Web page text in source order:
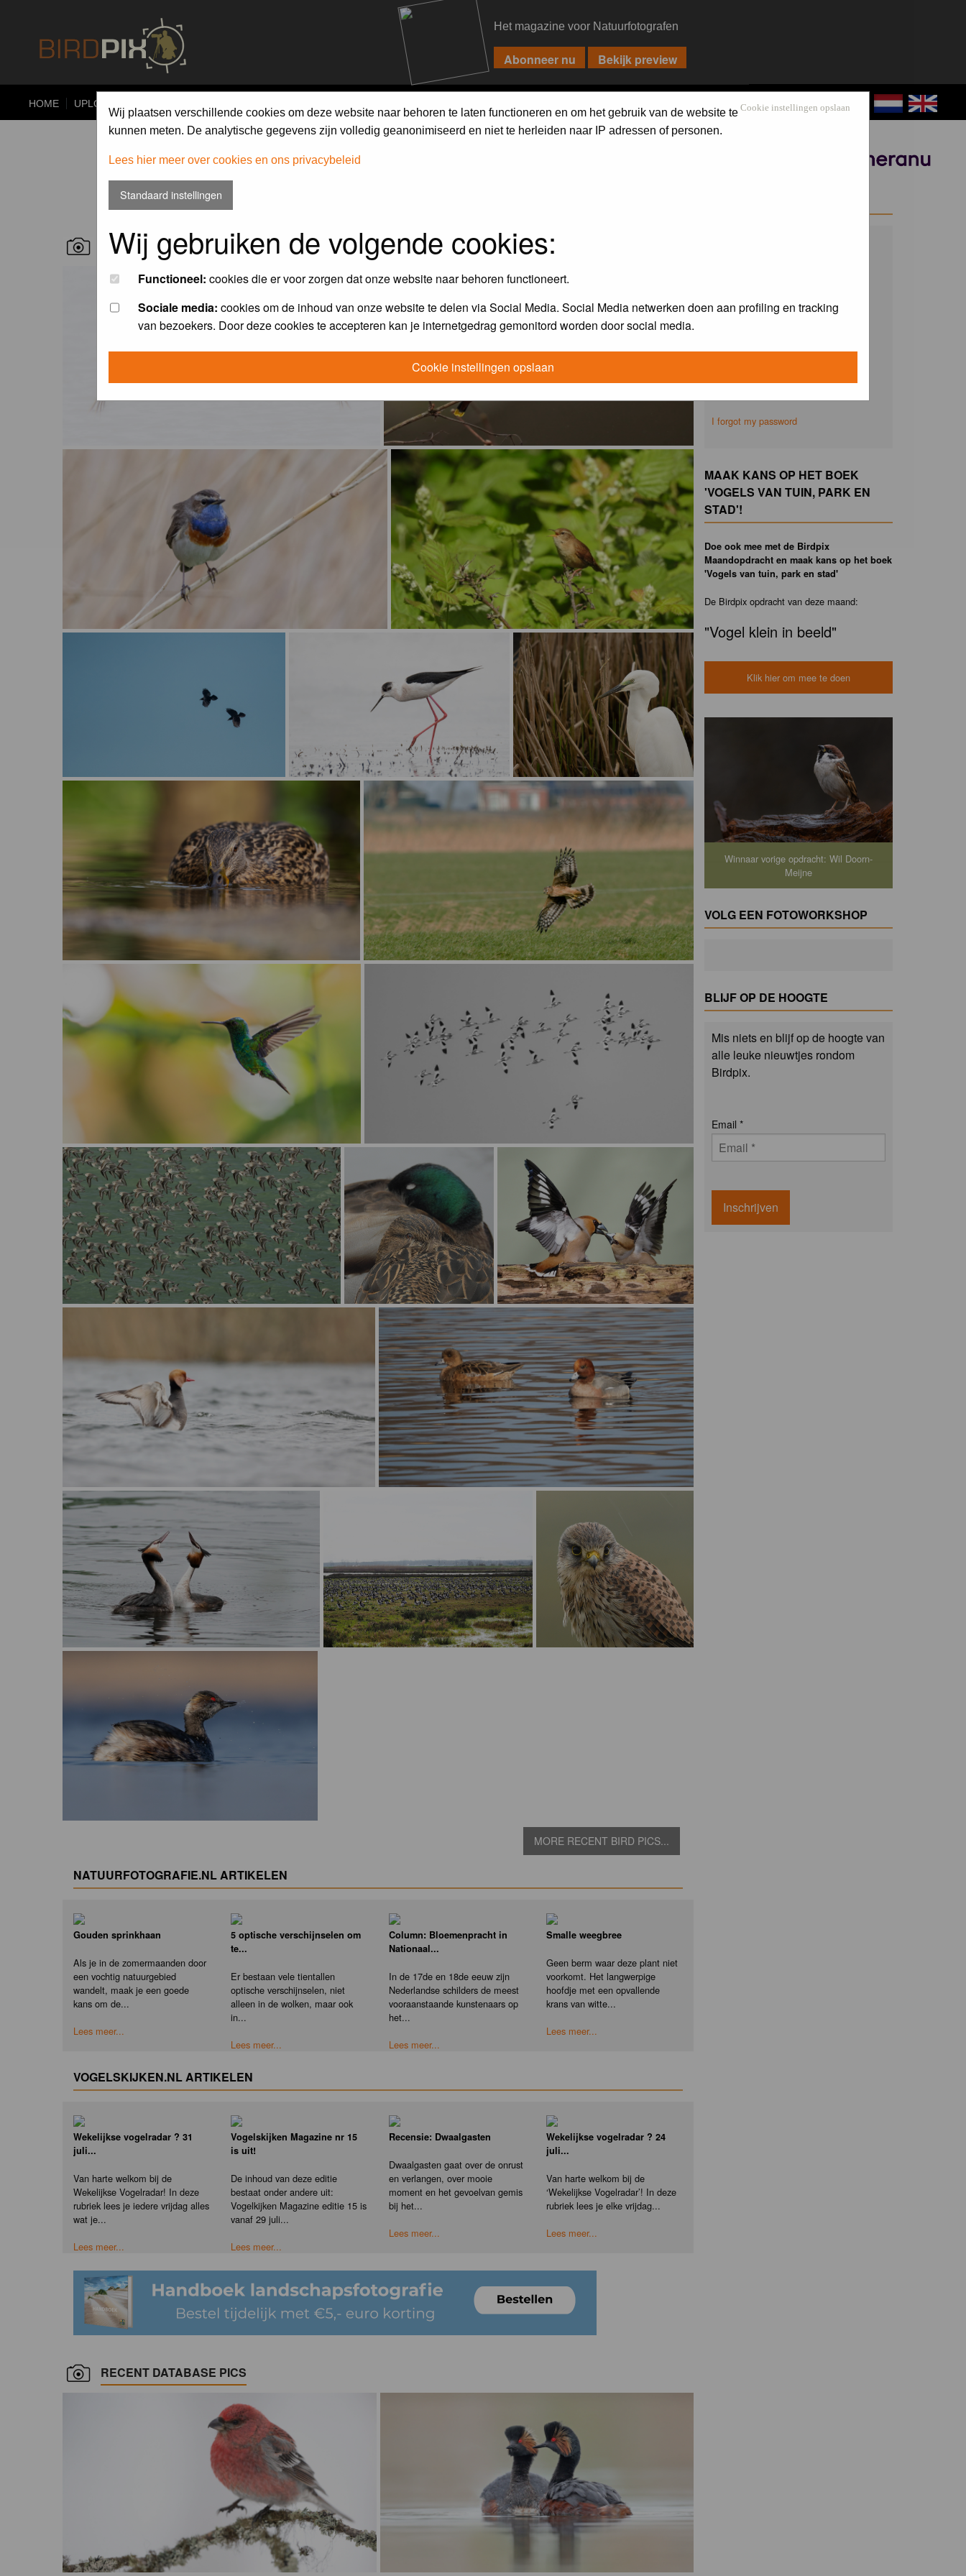
Het magazine voor Natuurfotografen
HOME UPLOAD Cookie instellingen opslaan
Wij plaatsen verschillende cookies om deze website naar behoren te laten functioneren en om het gebruik van de website te
kunnen meten. De analytische gegevens zijn volledig geanonimiseerd en niet te herleiden naar IP adressen of personen.
Lees hier meer over cookies en ons privacybeleid
Standaard instellingen
Wij gebruiken de volgende cookies:
Functioneel: cookies die er voor zorgen dat onze website naar behoren functioneert.
Sociale media: cookies om de inhoud van onze website te delen via Social Media. Social Media netwerken doen aan profiling en tracking
van bezoekers. Door deze cookies te accepteren kan je internetgedrag gemonitord worden door social media.
Cookie instellingen opslaan
RECENT BIRD PICS
MORE RECENT BIRD PICS...
NATUURFOTOGRAFIE.NL ARTIKELEN
Gouden sprinkhaan
Als je in de zomermaanden door
een vochtig natuurgebied
wandelt, maak je een goede
kans om de...
Lees meer...
5 optische verschijnselen om
te...
Er bestaan vele tientallen
optische verschijnselen, niet
alleen in de wolken, maar ook
in...
Lees meer...
Column: Bloemenpracht in
Nationaal...
In de 17de en 18de eeuw zijn
Nederlandse schilders de meest
vooraanstaande kunstenaars op
het...
Lees meer...
Smalle weegbree
Geen berm waar deze plant niet
voorkomt. Het langwerpige
hoofdje met een opvallende
krans van witte...
Lees meer...
VOGELSKIJKEN.NL ARTIKELEN
Wekelijkse vogelradar ? 31
juli...
Van harte welkom bij de
Wekelijkse Vogelradar! In deze
rubriek lees je iedere vrijdag alles
wat je...
Lees meer...
Vogelskijken Magazine nr 15
is uit!
De inhoud van deze editie
bestaat onder andere uit:
Vogelkijken Magazine editie 15 is
vanaf 29 juli...
Lees meer...
Recensie: Dwaalgasten
Dwaalgasten gaat over de onrust
en verlangen, over mooie
moment en het gevoelvan gemis
bij het...
Lees meer...
Wekelijkse vogelradar ? 24
juli...
Van harte welkom bij de
‘Wekelijkse Vogelradar’! In deze
rubriek lees je elke vrijdag...
Lees meer...
RECENT DATABASE PICS
I forgot my password
MAAK KANS OP HET BOEK
'VOGELS VAN TUIN, PARK EN
STAD'!
Doe ook mee met de Birdpix
Maandopdracht en maak kans op het boek
'Vogels van tuin, park en stad'
De Birdpix opdracht van deze maand:
"Vogel klein in beeld"
Klik hier om mee te doen
Winnaar vorige opdracht: Wil Doorn-
Meijne
VOLG EEN FOTOWORKSHOP
BLIJF OP DE HOOGTE
Mis niets en blijf op de hoogte van
alle leuke nieuwtjes rondom
Birdpix.
Email *
Inschrijven